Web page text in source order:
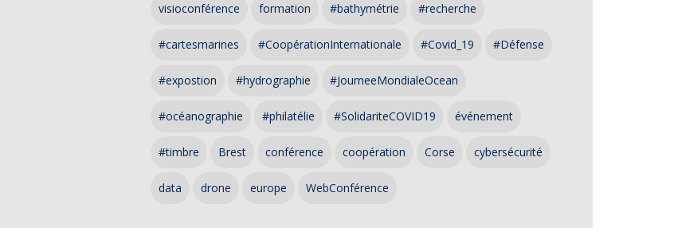
visioconférence formation #bathymétrie #recherche
#cartesmarines #CoopérationInternationale #Covid_19 #Défense
#expostion #hydrographie #JourneeMondialeOcean
#océanographie #philatélie #SolidariteCOVID19 événement
#timbre Brest conférence coopération Corse cybersécurité
data drone europe WebConférence